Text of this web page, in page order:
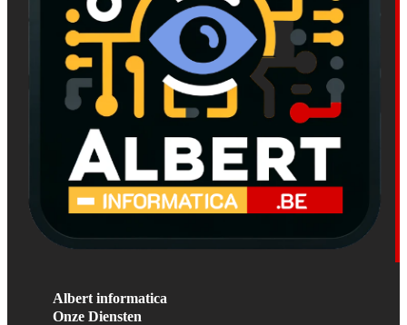
Albert informatica
Onze Diensten